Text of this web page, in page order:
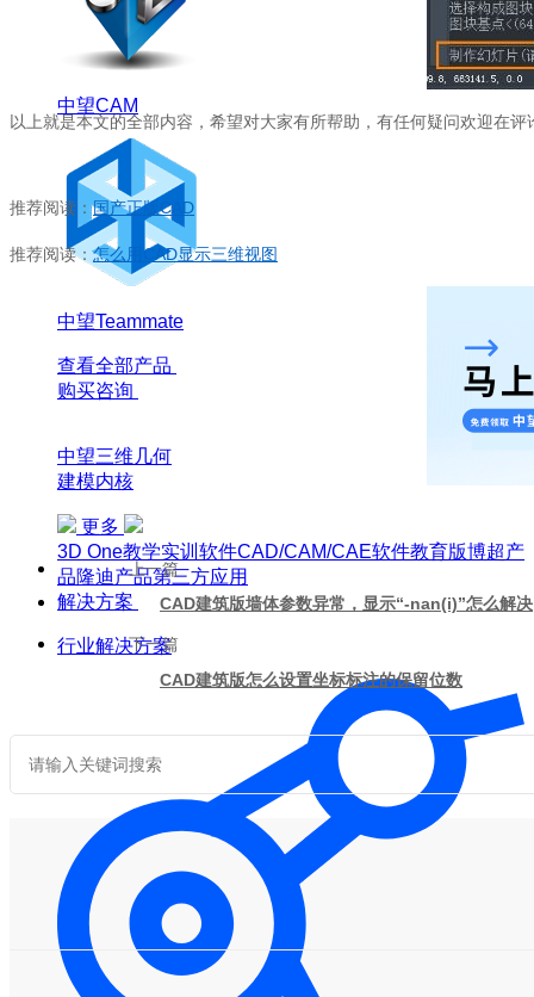
中望CAM
中望Teammate
查看全部产品
购买咨询
中望三维几何
建模内核
更多
3D One教学实训软件CAD/CAM/CAE软件教育版博超产
品隆迪产品第三方应用
解决方案
行业解决方案
以上就是本文的全部内容，希望对大家有所帮助，有任何疑问欢迎在评
推荐阅读：国产正版CAD
推荐阅读：怎么用CAD显示三维视图
上一篇
CAD建筑版墙体参数异常，显示“-nan(i)”怎么解决
下一篇
CAD建筑版怎么设置坐标标注的保留位数